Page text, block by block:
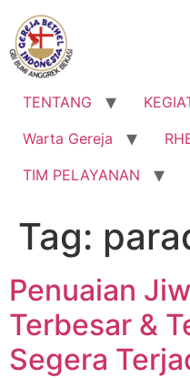
Lewati
konten
TENTANG
Warta Gereja
TIM PELAYANAN
Tag:
Penuaian
Terbesar &
Segera